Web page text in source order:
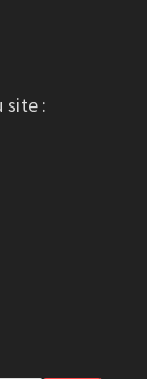
site :